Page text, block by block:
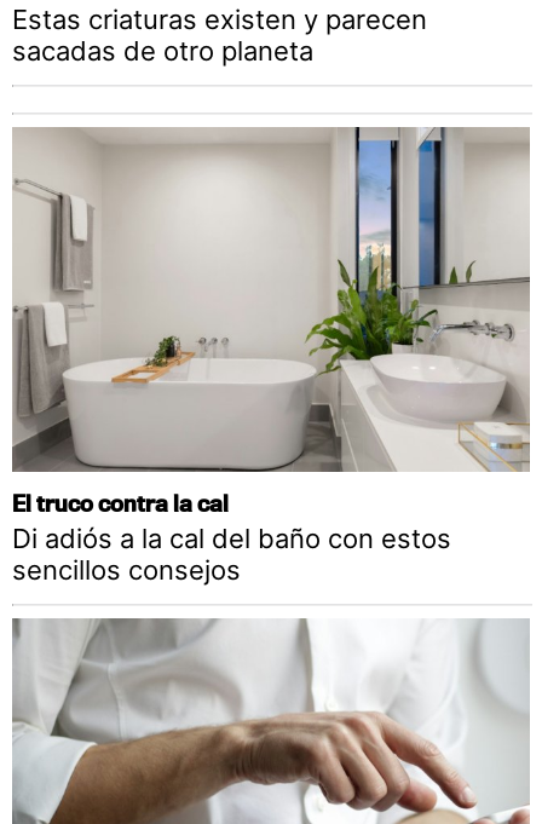
Estas criaturas existen y parecen
sacadas de otro planeta
El truco contra la cal
Di adiós a la cal del baño con estos
sencillos consejos